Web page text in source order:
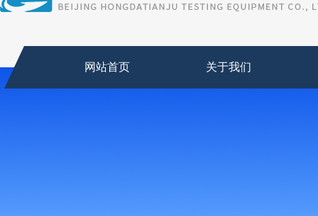
网站首页 关于我们